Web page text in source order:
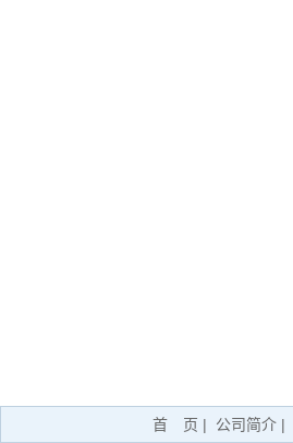
首 页 | 公司简介 |